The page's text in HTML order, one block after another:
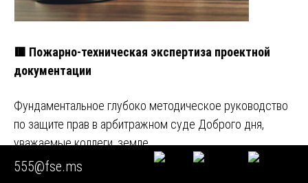
🟥 Пожарно-техническая экспертиза проектной
документации
Фундаментальное глубоко методическое руководство
по защите прав в арбитражном суде Доброго дня,
уважаемые коллеги, земле…
555@fse.ms